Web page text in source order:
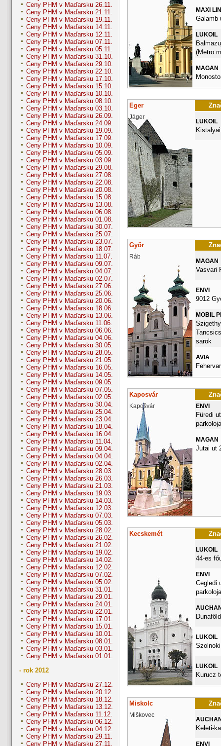
Ceny PHM v Maďarsku 26.11.
Ceny PHM v Maďarsku 21.11.
Ceny PHM v Maďarsku 19.11.
Ceny PHM v Maďarsku 14.11.
Ceny PHM v Maďarsku 12.11.
Ceny PHM v Maďarsku 07.11.
Ceny PHM v Maďarsku 05.11.
Ceny PHM v Maďarsku 31.10.
Ceny PHM v Maďarsku 29.10.
Ceny PHM v Maďarsku 22.10.
Ceny PHM v Maďarsku 17.10.
Ceny PHM v Maďarsku 15.10.
Ceny PHM v Maďarsku 10.10.
Ceny PHM v Maďarsku 08.10.
Ceny PHM v Maďarsku 03.10.
Ceny PHM v Maďarsku 26.09.
Ceny PHM v Maďarsku 24.09.
Ceny PHM v Maďarsku 19.09.
Ceny PHM v Maďarsku 17.09.
Ceny PHM v Maďarsku 10.09.
Ceny PHM v Maďarsku 05.09.
Ceny PHM v Maďarsku 03.09.
Ceny PHM v Maďarsku 29.08.
Ceny PHM v Maďarsku 27.08.
Ceny PHM v Maďarsku 22.08.
Ceny PHM v Maďarsku 20.08.
Ceny PHM v Maďarsku 15.08.
Ceny PHM v Maďarsku 13.08.
Ceny PHM v Maďarsku 06.08.
Ceny PHM v Maďarsku 01.08.
Ceny PHM v Maďarsku 30.07.
Ceny PHM v Maďarsku 25.07.
Ceny PHM v Maďarsku 23.07.
Ceny PHM v Maďarsku 18.07.
Ceny PHM v Maďarsku 11.07.
Ceny PHM v Maďarsku 09.07.
Ceny PHM v Maďarsku 04.07.
Ceny PHM v Maďarsku 02.07.
Ceny PHM v Maďarsku 27.06.
Ceny PHM v Maďarsku 25.06.
Ceny PHM v Maďarsku 20.06.
Ceny PHM v Maďarsku 18.06.
Ceny PHM v Maďarsku 13.06.
Ceny PHM v Maďarsku 11.06.
Ceny PHM v Maďarsku 06.06.
Ceny PHM v Maďarsku 04.06.
Ceny PHM v Maďarsku 30.05.
Ceny PHM v Maďarsku 28.05.
Ceny PHM v Maďarsku 21.05.
Ceny PHM v Maďarsku 16.05.
Ceny PHM v Maďarsku 14.05.
Ceny PHM v Maďarsku 09.05.
Ceny PHM v Maďarsku 07.05.
Ceny PHM v Maďarsku 02.05.
Ceny PHM v Maďarsku 30.04.
Ceny PHM v Maďarsku 25.04.
Ceny PHM v Maďarsku 23.04.
Ceny PHM v Maďarsku 18.04.
Ceny PHM v Maďarsku 16.04.
Ceny PHM v Maďarsku 11.04.
Ceny PHM v Maďarsku 09.04.
Ceny PHM v Maďarsku 04.04.
Ceny PHM v Maďarsku 02.04.
Ceny PHM v Maďarsku 28.03.
Ceny PHM v Maďarsku 26.03.
Ceny PHM v Maďarsku 21.03.
Ceny PHM v Maďarsku 19.03.
Ceny PHM v Maďarsku 14.03.
Ceny PHM v Maďarsku 12.03.
Ceny PHM v Maďarsku 07.03.
Ceny PHM v Maďarsku 05.03.
Ceny PHM v Maďarsku 28.02.
Ceny PHM v Maďarsku 26.02.
Ceny PHM v Maďarsku 21.02.
Ceny PHM v Maďarsku 19.02.
Ceny PHM v Maďarsku 14.02.
Ceny PHM v Maďarsku 12.02.
Ceny PHM v Maďarsku 07.02.
Ceny PHM v Maďarsku 05.02.
Ceny PHM v Maďarsku 31.01.
Ceny PHM v Maďarsku 29.01.
Ceny PHM v Maďarsku 24.01.
Ceny PHM v Maďarsku 22.01.
Ceny PHM v Maďarsku 17.01.
Ceny PHM v Maďarsku 15.01.
Ceny PHM v Maďarsku 10.01.
Ceny PHM v Maďarsku 08.01.
Ceny PHM v Maďarsku 03.01.
Ceny PHM v Maďarsku 01.01.
- rok 2012
Ceny PHM v Maďarsku 27.12.
Ceny PHM v Maďarsku 20.12.
Ceny PHM v Maďarsku 18.12.
Ceny PHM v Maďarsku 13.12.
Ceny PHM v Maďarsku 11.12.
Ceny PHM v Maďarsku 06.12.
Ceny PHM v Maďarsku 04.12.
Ceny PHM v Maďarsku 29.11.
Ceny PHM v Maďarsku 27.11.
MAXI
Galamb
LUKOIL
(Metro
MAGAN
Eger
Jáger
LUKOIL
Győr
Ráb
MAGAN
Vasvari
ENVI
9012
MOBIL
sarok
AVIA
Kaposvár
Kapošvár ENVI
Füredi
MAGAN
Jutai ut
Kecskemét
LUKOIL
44-es
ENVI
Cegledi
LUKOIL
LUKOIL
Kurucz
Miskolc
Miškovec
Keleti-
ENVI